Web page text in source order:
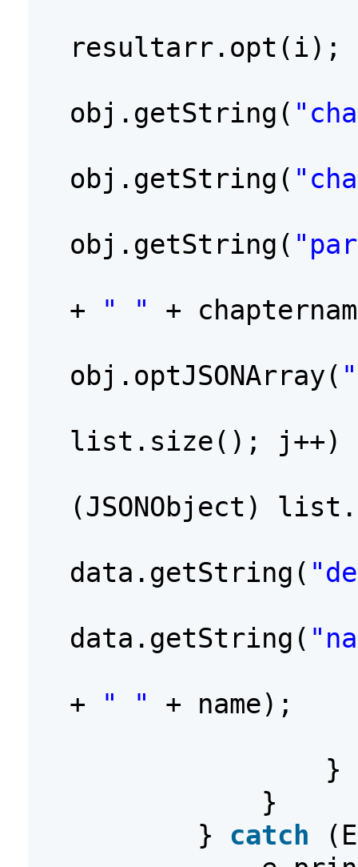
resultarr.opt(i);
obj.getString(
obj.getString(
obj.getString(
+ " " +
obj.optJSONArray(
list.size(); j++)
(JSONObject)
data.getString(
data.getString(
+ " " + name);
}
}
} catch